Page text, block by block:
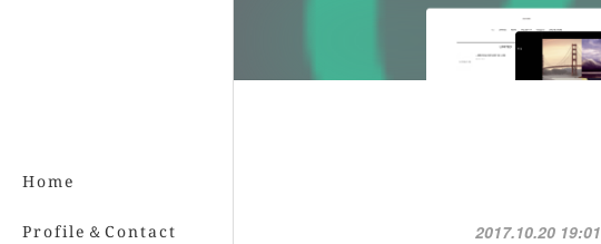
Home
Profile＆Contact 2017.10.20 19:01